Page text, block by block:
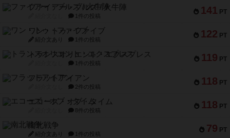
141 PT
ファイアー・ブルズ / 火牛陣
1件の投稿
122 PT
ワン・トゥ・ファイブ
紹介文あり 1件の投稿
119 PT
トランスオリエント・エクスプレス
1件の投稿
118 PT
フラットアイアン
2件の投稿
118 PT
エコーズ・オブ・タイム
8件の投稿
79 PT
南北戦争
紹介文あり 1件の投稿